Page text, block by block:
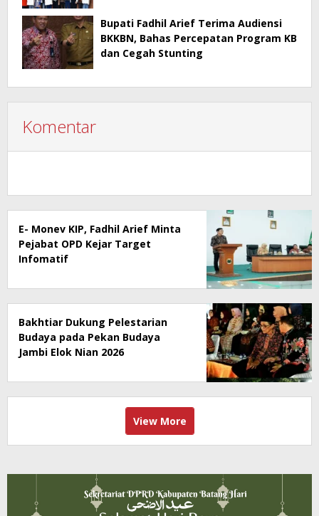
Bupati Fadhil Arief Terima Audiensi
BKKBN, Bahas Percepatan Program KB
dan Cegah Stunting
Komentar
E- Monev KIP, Fadhil Arief Minta
Pejabat OPD Kejar Target
Infomatif
Bakhtiar Dukung Pelestarian
Budaya pada Pekan Budaya
Jambi Elok Nian 2026
View More